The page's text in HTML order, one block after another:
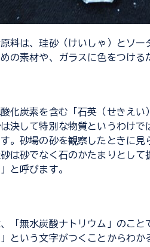
料は、珪砂（けいしゃ）とソ
の素材や、ガラスに色をつける
化炭素を含む「石英（せきえ
決して特別な物質というわけ
。砂場の砂を観察したときに
は砂でなく石のかたまりとし
と呼びます。
「無水炭酸ナトリウム」のこ
という文字がつくことからわ